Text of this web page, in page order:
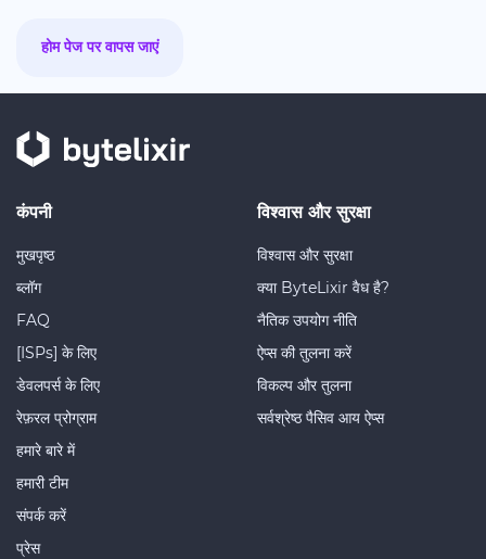
होम पेज पर वापस जाएं
कंपनी
मुखपृष्ठ
ब्लॉग
FAQ
[ISPs] के लिए
डेवलपर्स के लिए
रेफ़रल प्रोग्राम
हमारे बारे में
हमारी टीम
संपर्क करें
प्रेस
विश्वास और सुरक्षा
विश्वास और सुरक्षा
क्या ByteLixir वैध है?
नैतिक उपयोग नीति
ऐप्स की तुलना करें
विकल्प और तुलना
सर्वश्रेष्ठ पैसिव आय ऐप्स